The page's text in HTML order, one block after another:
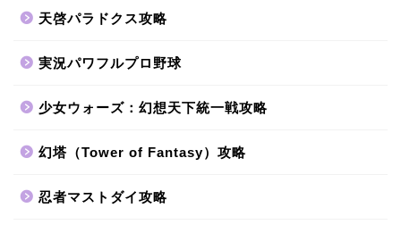
天啓パラドクス攻略
実況パワフルプロ野球
少女ウォーズ：幻想天下統一戦攻略
幻塔（Tower of Fantasy）攻略
忍者マストダイ攻略